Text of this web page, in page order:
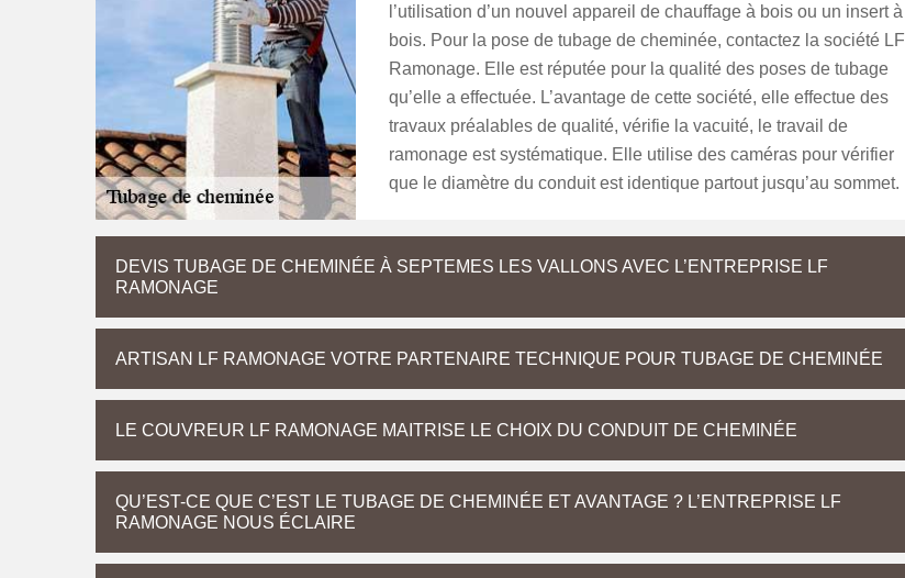
l’utilisation d’un nouvel appareil de chauffage à bois ou un insert à
bois. Pour la pose de tubage de cheminée, contactez la société LF
Ramonage. Elle est réputée pour la qualité des poses de tubage
qu’elle a effectuée. L’avantage de cette société, elle effectue des
travaux préalables de qualité, vérifie la vacuité, le travail de
ramonage est systématique. Elle utilise des caméras pour vérifier
que le diamètre du conduit est identique partout jusqu’au sommet.
DEVIS TUBAGE DE CHEMINÉE À SEPTEMES LES VALLONS AVEC L’ENTREPRISE LF
RAMONAGE
ARTISAN LF RAMONAGE VOTRE PARTENAIRE TECHNIQUE POUR TUBAGE DE CHEMINÉE
LE COUVREUR LF RAMONAGE MAITRISE LE CHOIX DU CONDUIT DE CHEMINÉE
QU’EST-CE QUE C’EST LE TUBAGE DE CHEMINÉE ET AVANTAGE ? L’ENTREPRISE LF
RAMONAGE NOUS ÉCLAIRE